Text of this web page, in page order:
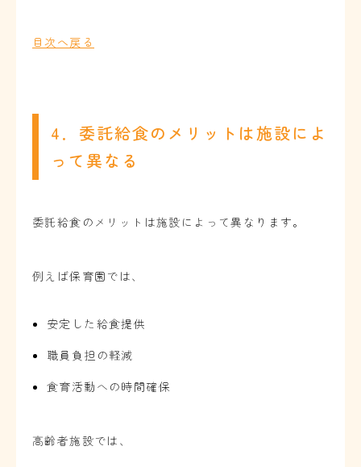
目次へ戻る
4．委託給食のメリットは施設によ
って異なる
委託給食のメリットは施設によって異なります。
例えば保育園では、
安定した給食提供
職員負担の軽減
食育活動への時間確保
高齢者施設では、